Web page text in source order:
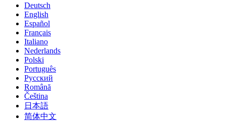
Deutsch
English
Español
Français
Italiano
Nederlands
Polski
Português
Pусский
Română
Čeština
日本語
简体中文